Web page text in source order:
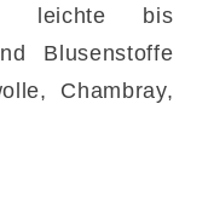
leichte bis
Blusenstoffe
Chambray,